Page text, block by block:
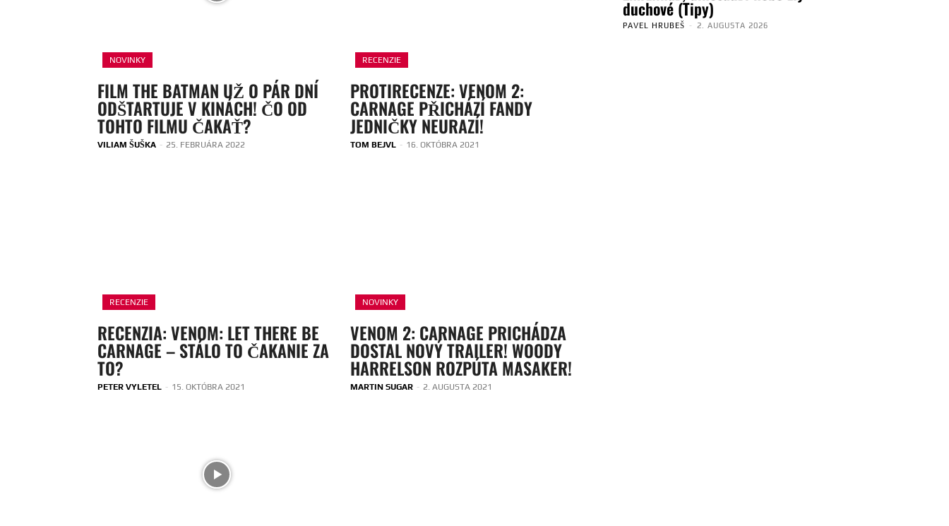
NOVINKY
FILM THE BATMAN UŽ O PÁR DNÍ
ODŠTARTUJE V KINÁCH! ČO OD
TOHTO FILMU ČAKAŤ?
VILIAM ŠUŠKA - 25. FEBRUÁRA 2022
RECENZIE
PROTIRECENZE: VENOM 2:
CARNAGE PŘICHÁZÍ FANDY
JEDNIČKY NEURAZÍ!
TOM BEJVL - 16. OKTÓBRA 2021
RECENZIE
RECENZIA: VENOM: LET THERE BE
CARNAGE – STÁLO TO ČAKANIE ZA
TO?
PETER VYLETEL - 15. OKTÓBRA 2021
NOVINKY
VENOM 2: CARNAGE PRICHÁDZA
DOSTAL NOVÝ TRAILER! WOODY
HARRELSON ROZPÚTA MASAKER!
MARTIN SUGAR - 2. AUGUSTA 2021
duchové (Tipy)
PAVEL HRUBEŠ - 2. AUGUSTA 2026